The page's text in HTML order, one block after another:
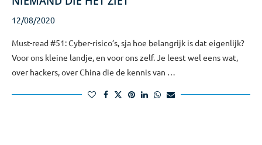
12/08/2020
Must-read #51: Cyber-risico’s, sja hoe belangrijk is dat eigenlijk?
Voor ons kleine landje, en voor ons zelf. Je leest wel eens wat,
over hackers, over China die de kennis van …